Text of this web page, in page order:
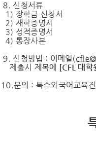
8. 신청서류
1) 장학금 신청서
2) 재학증명서
3) 성적증명서
4) 통장사본
9. 신청방법 : 이메일(
제출시 제목에 [CFL 대학
10.문의 : 특수외국어교
특 수 외